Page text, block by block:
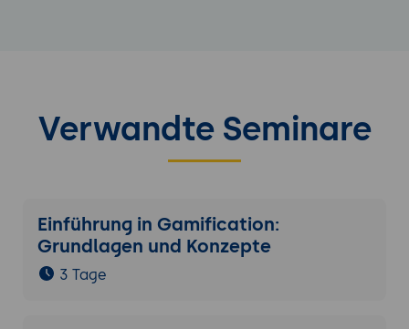
Verwandte Seminare
Einführung in Gamification:
Grundlagen und Konzepte
3 Tage